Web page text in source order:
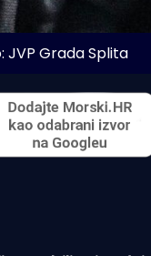
JVP Grada Splita